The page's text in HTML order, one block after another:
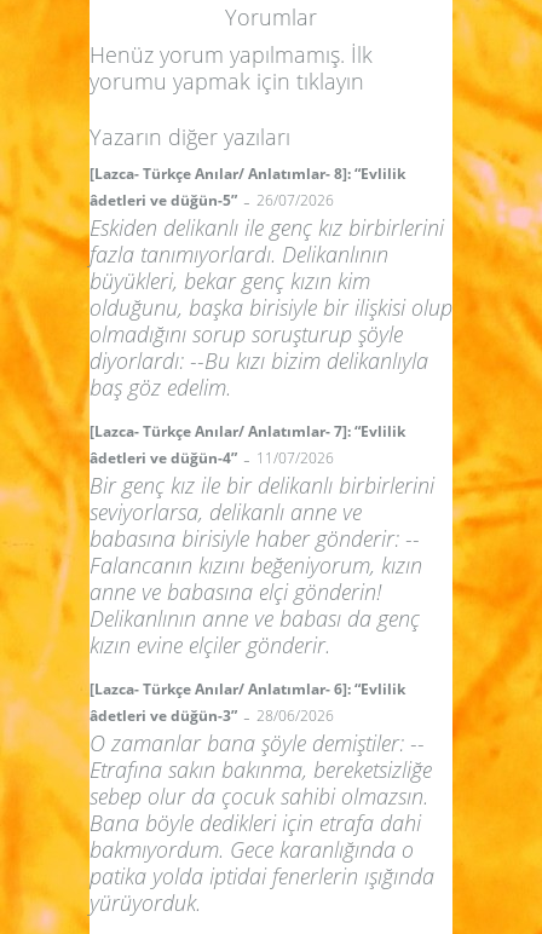
Yorumlar
Henüz yorum yapılmamış. İlk
yorumu yapmak için tıklayın
Yazarın diğer yazıları
[Lazca- Türkçe Anılar/ Anlatımlar- 8]: “Evlilik
âdetleri ve düğün-5” - 26/07/2026
Eskiden delikanlı ile genç kız birbirlerini
fazla tanımıyorlardı. Delikanlının
büyükleri, bekar genç kızın kim
olduğunu, başka birisiyle bir ilişkisi olup
olmadığını sorup soruşturup şöyle
diyorlardı: --Bu kızı bizim delikanlıyla
baş göz edelim.
[Lazca- Türkçe Anılar/ Anlatımlar- 7]: “Evlilik
âdetleri ve düğün-4” - 11/07/2026
Bir genç kız ile bir delikanlı birbirlerini
seviyorlarsa, delikanlı anne ve
babasına birisiyle haber gönderir: --
Falancanın kızını beğeniyorum, kızın
anne ve babasına elçi gönderin!
Delikanlının anne ve babası da genç
kızın evine elçiler gönderir.
[Lazca- Türkçe Anılar/ Anlatımlar- 6]: “Evlilik
âdetleri ve düğün-3” - 28/06/2026
O zamanlar bana şöyle demiştiler: --
Etrafına sakın bakınma, bereketsizliğe
sebep olur da çocuk sahibi olmazsın.
Bana böyle dedikleri için etrafa dahi
bakmıyordum. Gece karanlığında o
patika yolda iptidai fenerlerin ışığında
yürüyorduk.